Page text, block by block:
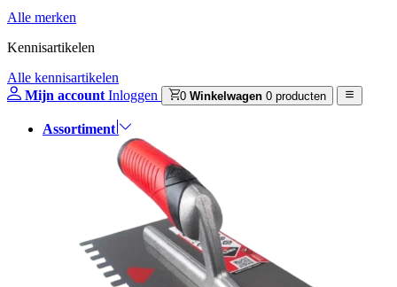
Alle merken
Kennisartikelen
Alle kennisartikelen
Mijn account Inloggen 0 Winkelwagen 0 producten
Assortiment